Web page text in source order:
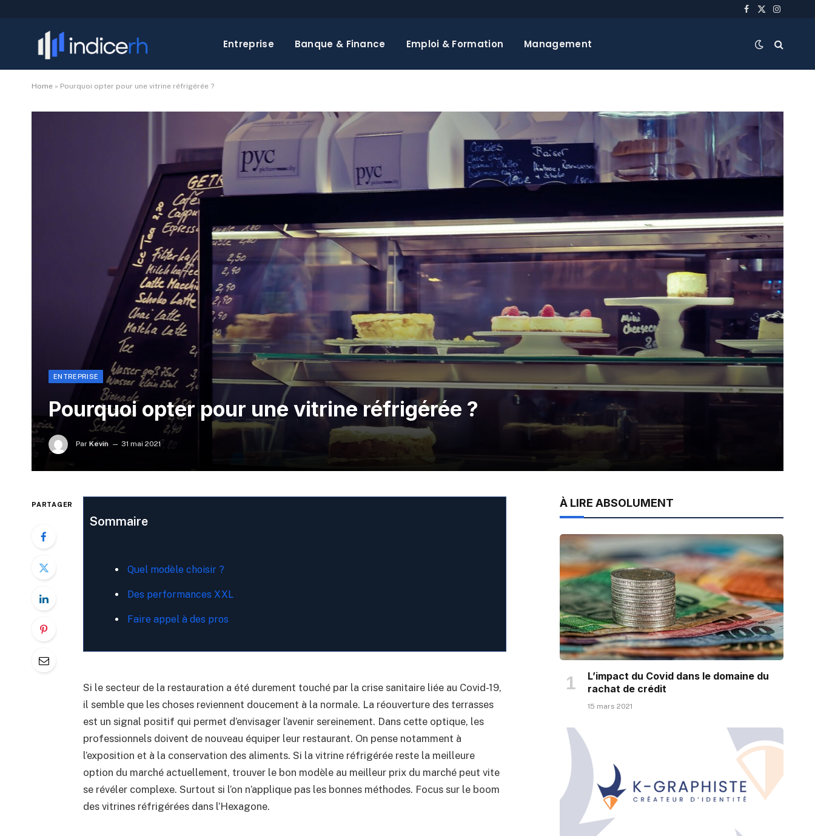
Facebook
X
Entreprise Banque & Finance Emploi & Formation Management
Home » Pourquoi opter pour une vitrine réfrigérée ?
ENTREPRISE
Pourquoi opter pour une vitrine réfrigérée ?
Par Kevin 31 mai 2021
PARTAGER
Sommaire
Quel modèle choisir ?
Des performances XXL
Faire appel à des pros
Si le secteur de la restauration a été durement touché par la crise sanitaire liée au Covid-19,
il semble que les choses reviennent doucement à la normale. La réouverture des terrasses
est un signal positif qui permet d’envisager l’avenir sereinement. Dans cette optique, les
professionnels doivent de nouveau équiper leur restaurant. On pense notamment à
l’exposition et à la conservation des aliments. Si la vitrine réfrigérée reste la meilleure
option du marché actuellement, trouver le bon modèle au meilleur prix du marché peut vite
se révéler complexe. Surtout si l’on n’applique pas les bonnes méthodes. Focus sur le boom
des vitrines réfrigérées dans l’Hexagone.
À LIRE ABSOLUMENT
L’impact du Covid dans le domaine du
rachat de crédit
15 mars 2021